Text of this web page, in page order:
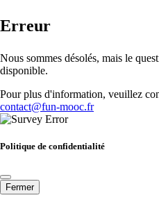
Erreur
Nous sommes désolés, mais le
disponible.
Pour plus d'information, veuillez
contact@fun-mooc.fr
Politique de confidentialité
Fermer